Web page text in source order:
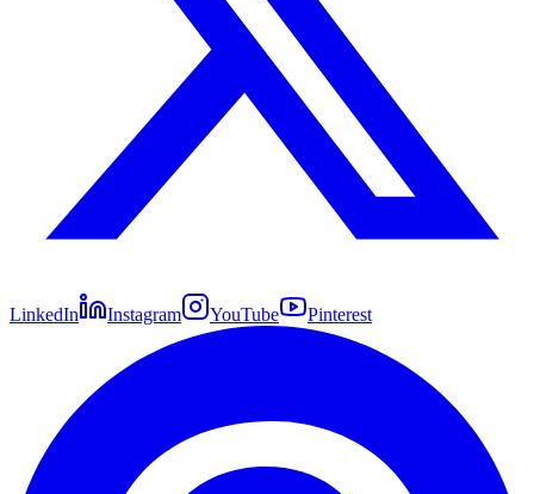
LinkedIn Instagram YouTube Pinterest